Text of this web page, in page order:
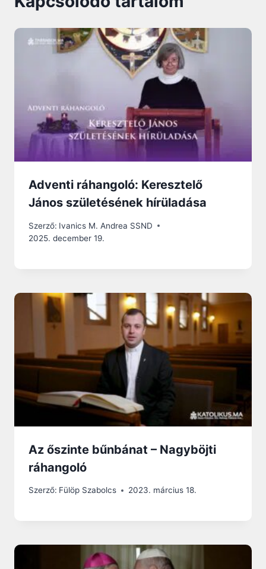
Adventi ráhangoló: Keresztelő
János születésének hírüladása
Szerző: Ivanics M. Andrea SSND
2025. december 19.
Az őszinte bűnbánat – Nagyböjti
ráhangoló
Szerző: Fülöp Szabolcs 2023. március 18.